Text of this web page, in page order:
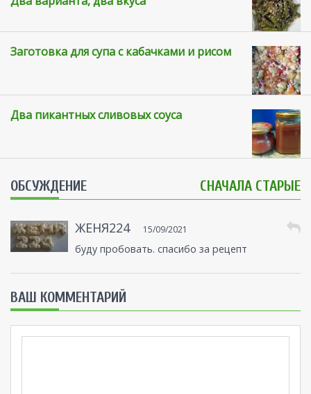
Заготовка для супа с кабачками и рисом
Два пикантных сливовых соуса
ОБСУЖДЕНИЕ СНАЧАЛА СТАРЫЕ
ЖЕНЯ224 15/09/2021
буду пробовать. спасибо за рецепт
ВАШ КОММЕНТАРИЙ